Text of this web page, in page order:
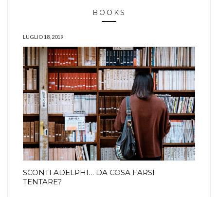
BOOKS
LUGLIO 18, 2019
SCONTI ADELPHI… DA COSA FARSI
TENTARE?